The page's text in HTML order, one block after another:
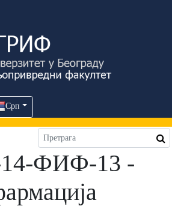
Срп
ФИФ-13 -